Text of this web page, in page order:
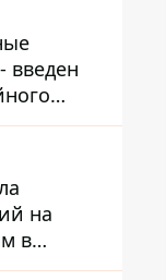
введен
более
на
в